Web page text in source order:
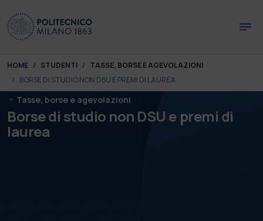
You are here:
HOME STUDENTI
TASSE, BORSE E AGEVOLAZIONI
BORSE DI STUDIO NON DSU E PREMI DI LAUREA
Tasse, borse e agevolazioni
Borse di studio non DSU e premi di
laurea